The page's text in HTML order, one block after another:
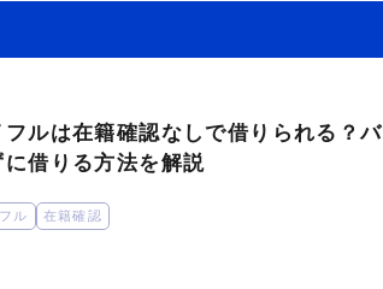
フルは在籍確認なしで借りられる？バ
に借りる方法を解説
ル 在籍確認